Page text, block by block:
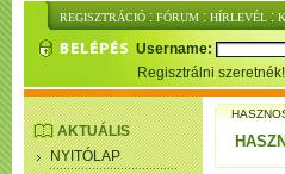
REGISZTRÁCIÓ : FÓRUM : HÍRLEVÉL :
Username:
Regisztrálni szeretnék!
AKTUÁLIS
NYITÓLAP